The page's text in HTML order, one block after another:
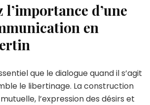
l’importance d’une
en
que le dialogue quand il s’agit
le libertinage. La construction
l’expression des désirs et